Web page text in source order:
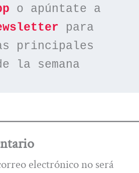
o apúntate a
para
principales
la semana
electrónico no será